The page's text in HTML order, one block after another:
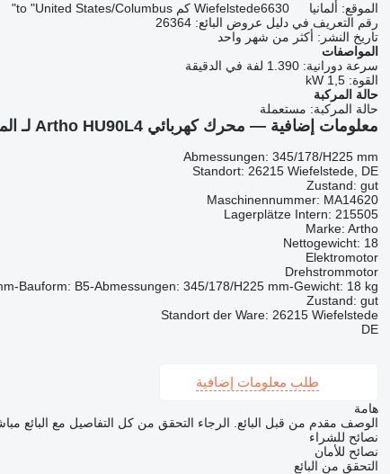
الموقع: ألمانيا Wiefelstede6630 كم to "United States/Columbus"
رقم التعريف في دليل عروض البائع: 26364
تاريخ النشر: أكثر من شهر واحد
المواصفات
سرعة دورانية: 1.390 لفة في الدقيقة
القوة: 1,5 kW
حالة المركبة
حالة المركبة: مستعملة
معلومات إضافية — محرك كهربائي Artho HU90L4 لـ المعدات الصناعية
Abmessungen: 345/178/H225 mm
Standort: 26215 Wiefelstede, DE
Zustand: gut
Maschinennummer: MA14620
Lagerplätze Intern: 215505
Marke: Artho
Nettogewicht: 18
Elektromotor
Drehstrommotor
Bauform: B5-Abmessungen: 345/178/H225 mm-Gewicht: 18 kg
Zustand: gut
Standort der Ware: 26215 Wiefelstede
DE
طلب معلومات إضافية
هامة
الوصف مقدم من قبل البائع. الرجاء التحقق من كل التفاصيل مع البائع
نصائح للشراء
نصائح للأمان
التحقق من البائع